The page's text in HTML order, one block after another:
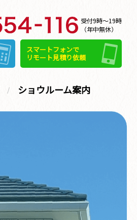
受付9時～19時
（年中無休）
スマートフォンで
リモート見積り依頼
ショウルーム案内